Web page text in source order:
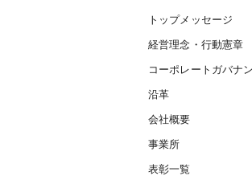
トップメッセージ
経営理念・行動憲章
コーポレートガバナ
沿革
会社概要
事業所
表彰一覧